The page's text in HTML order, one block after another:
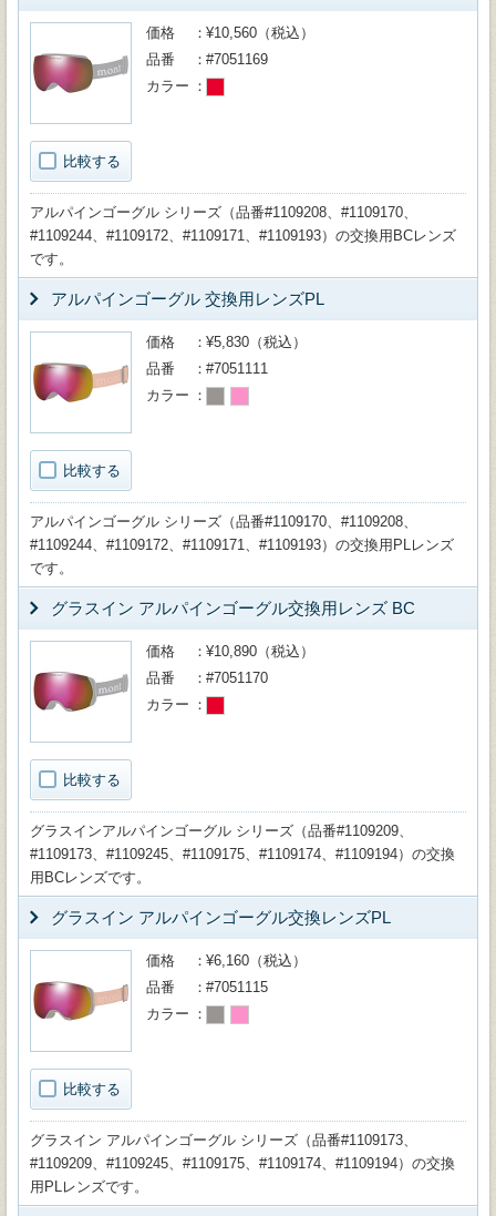
比較する
価格
¥10,560（税込）
品番
#7051169
カラー
アルパインゴーグル シリーズ（品番#1109208、#1109170、
#1109244、#1109172、#1109171、#1109193）の交換用BCレンズ
です。
アルパインゴーグル 交換用レンズPL
比較する
価格
¥5,830（税込）
品番
#7051111
カラー
アルパインゴーグル シリーズ（品番#1109170、#1109208、
#1109244、#1109172、#1109171、#1109193）の交換用PLレンズ
です。
グラスイン アルパインゴーグル交換用レンズ BC
比較する
価格
¥10,890（税込）
品番
#7051170
カラー
グラスインアルパインゴーグル シリーズ（品番#1109209、
#1109173、#1109245、#1109175、#1109174、#1109194）の交換
用BCレンズです。
グラスイン アルパインゴーグル交換レンズPL
比較する
価格
¥6,160（税込）
品番
#7051115
カラー
グラスイン アルパインゴーグル シリーズ（品番#1109173、
#1109209、#1109245、#1109175、#1109174、#1109194）の交換
用PLレンズです。